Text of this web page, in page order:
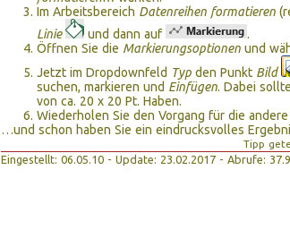
Im Arbeitsbereich Datenreihen formatieren
Linie
und dann auf
.
Öffnen Sie die Markierungsoptionen und
Jetzt im Dropdownfeld Typ den Punkt Bild
suchen, markieren und Einfügen. Dabei
von ca. 20 x 20 Pt. Haben.
Wiederholen Sie den Vorgang für die
…und schon haben Sie ein eindrucksvolles
Tipp
Eingestellt: 06.05.10 - Update: 23.02.2017 - Abrufe: